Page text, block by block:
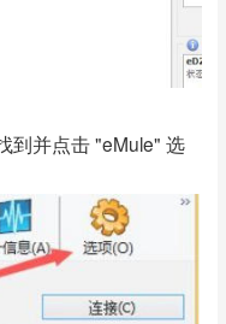
到并点击 "eMule" 选